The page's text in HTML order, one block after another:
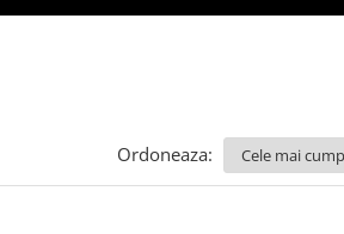
Ordoneaza: